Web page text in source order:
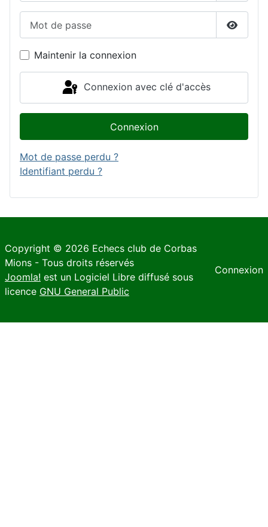
Maintenir la connexion
Connexion avec clé d'accès
Connexion
Mot de passe perdu ?
Identifiant perdu ?
Copyright © 2026 Echecs club de Corbas
Mions - Tous droits réservés
Joomla! est un Logiciel Libre diffusé sous
licence GNU General Public
Connexion